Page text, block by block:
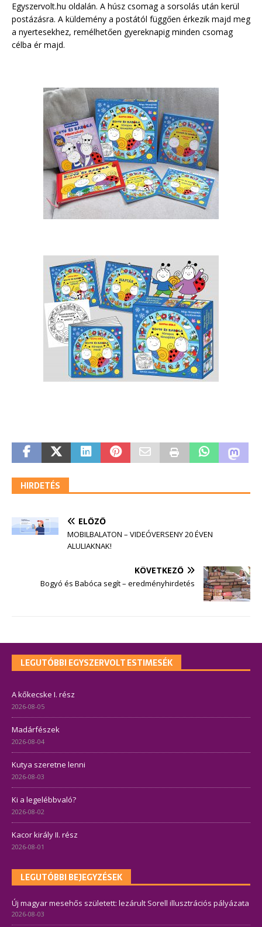
Egyszervolt.hu oldalán. A húsz csomag a sorsolás után kerül
postázásra. A küldemény a postától függően érkezik majd meg
a nyertesekhez, remélhetően gyereknapig minden csomag
célba ér majd.
HIRDETÉS
ELŐZŐ
MOBILBALATON – VIDEÓVERSENY 20 ÉVEN
ALULIAKNAK!
KÖVETKEZŐ
Bogyó és Babóca segít – eredményhirdetés
LEGUTÓBBI EGYSZERVOLT ESTIMESÉK
A kőkecske I. rész
2026-08-05
Madárfészek
2026-08-04
Kutya szeretne lenni
2026-08-03
Ki a legelébbvaló?
2026-08-02
Kacor király II. rész
2026-08-01
LEGUTÓBBI BEJEGYZÉSEK
Új magyar mesehős született: lezárult Sorell illusztrációs pályázata
2026-08-03